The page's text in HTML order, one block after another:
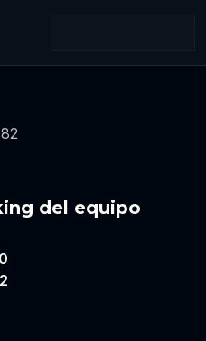
del equipo